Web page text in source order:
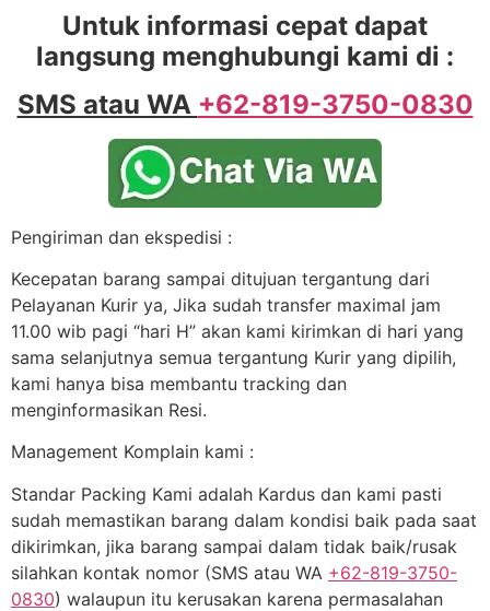
Untuk informasi cepat dapat
langsung menghubungi kami di :
SMS atau WA +62-819-3750-0830
Pengiriman dan ekspedisi :
Kecepatan barang sampai ditujuan tergantung dari
Pelayanan Kurir ya, Jika sudah transfer maximal jam
11.00 wib pagi “hari H” akan kami kirimkan di hari yang
sama selanjutnya semua tergantung Kurir yang dipilih,
kami hanya bisa membantu tracking dan
menginformasikan Resi.
Management Komplain kami :
Standar Packing Kami adalah Kardus dan kami pasti
sudah memastikan barang dalam kondisi baik pada saat
dikirimkan, jika barang sampai dalam tidak baik/rusak
silahkan kontak nomor (SMS atau WA +62-819-3750-
0830) walaupun itu kerusakan karena permasalahan